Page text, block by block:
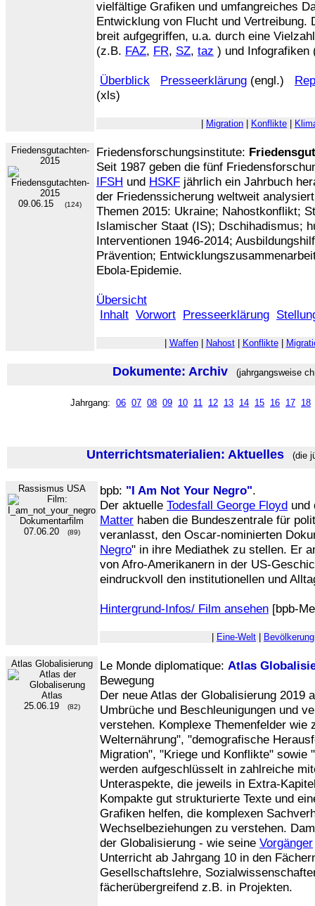
vielfältige Grafiken und umfangreiches
Entwicklung von Flucht und Vertreibung.
breit aufgegriffen, u.a. durch eine
(z.B. FAZ, FR, SZ, taz ) und
Überblick Presseerklärung (engl.)
(xls)
Migration Konflikte
Friedensgutachten-
2015
09.06.15 (124)
Friedensforschungsinstitute:
Seit 1987 geben die fünf
IFSH und HSKF jährlich ein Jahrbuch
der Friedenssicherung weltweit
Themen 2015: Ukraine; Nahostkonflikt;
Islamischer Staat (IS); Dschihadismus;
Interventionen 1946-2014;
Prävention;
Ebola-Epidemie.
Übersicht
Inhalt Vorwort Presseerklärung
Waffen| Nahost| Konflikte|
Dokumente: Archiv (jahrgangsweise
Jahrgang: 06 07 08 09 10 11 12 13 14 15 16 17 18
Unterrichtsmaterialien: Aktuelles (die
Rassismus USA
Dokumentarfilm
07.06.20
(89)
bpb: "I Am Not Your Negro".
Der aktuelle Todesfall George Floyd und
Matter haben die Bundeszentrale für
veranlasst, den Oscar-nominierten
Negro" in ihre Mediathek zu stellen. Er
von Afro-Amerikanern in der US-
eindruckvoll den institutionellen und
Hintergrund-Infos/ Film ansehen [bpb-
Eine-Welt Bevölkerung
Atlas Globalisierung
Atlas
25.06.19
(82)
Le Monde diplomatique: Atlas
Bewegung
Der neue Atlas der Globalisierung 2019
Umbrüche und Beschleunigungen und
verstehen. Komplexe Themenfelder wie
Welternährung", "demografische
Migration", "Kriege und Konflikte" sowie
werden aufgeschlüsselt in zahlreiche
Unteraspekte, die jeweils in Extra-
Kompakte gut strukturierte Texte und
Grafiken helfen, die komplexen
Wechselbeziehungen zu verstehen.
der Globalisierung - wie seine Vorgänger
Unterricht ab Jahrgang 10 in den
Gesellschaftslehre,
fächerübergreifend z.B. in Projekten.